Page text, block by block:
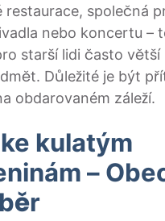
restaurace, společná
nebo koncertu –
starší lidi často
Důležité je být
obdarovaném záleží.
kulatým
–